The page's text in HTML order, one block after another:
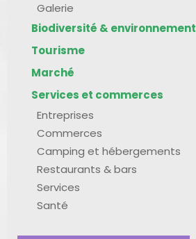
Galerie
Biodiversité & environnement
Tourisme
Marché
Services et commerces
Entreprises
Commerces
Camping et hébergements
Restaurants & bars
Services
Santé